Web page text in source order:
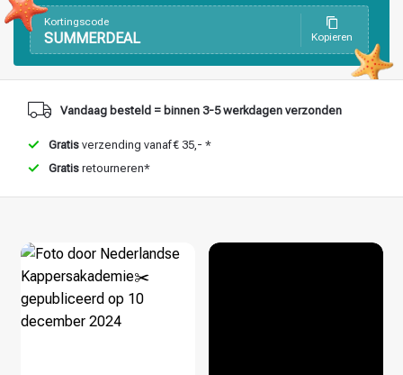
Haarstyling
Kortingscode
SUMMERDEAL Kopieren
Vandaag besteld = binnen 3-5 werkdagen verzonden
Gratis verzending vanaf € 35,- *
Gratis retourneren*